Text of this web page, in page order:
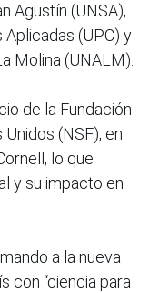
Agustín (UNSA),
Aplicadas (UPC) y
Molina (UNALM).
de la Fundación
(NSF), en
lo que
y su impacto en
a la nueva
con “ciencia para